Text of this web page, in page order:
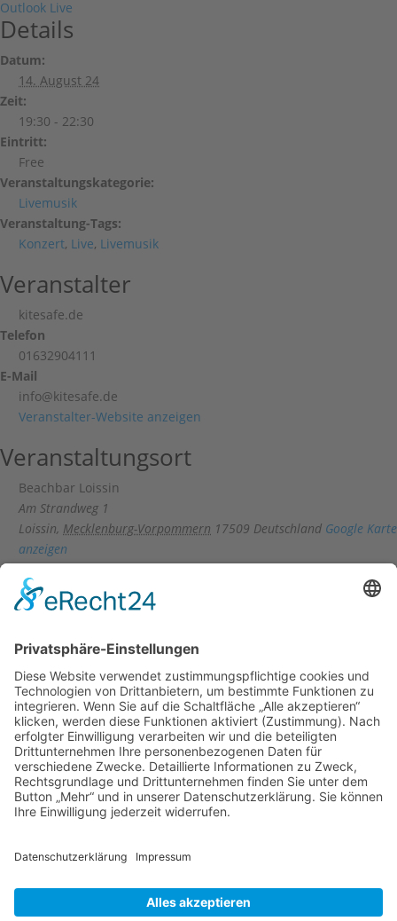
Outlook Live
Details
Datum:
14. August 24
Zeit:
19:30 - 22:30
Eintritt:
Free
Veranstaltungskategorie:
Livemusik
Veranstaltung-Tags:
Konzert, Live, Livemusik
Veranstalter
kitesafe.de
Telefon
01632904111
E-Mail
info@kitesafe.de
Veranstalter-Website anzeigen
Veranstaltungsort
Beachbar Loissin
Am Strandweg 1
Loissin, Mecklenburg-Vorpommern 17509 Deutschland Google Karte
anzeigen
Beckside Of Richness – live on stage